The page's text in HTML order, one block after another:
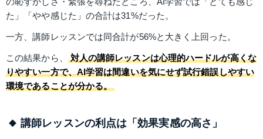
た」「やや感じた」の合計は31%だった。
一方、講師レッスンでは同合計が56%と大きく上回った。
この結果から、
対人の講師レッスンは心理的ハードルが高くな
りやすい一方で、AI学習は間違いを気にせず試行錯誤しやすい
環境であることが分かる。
講師レッスンの利点は「効果実感の高さ」